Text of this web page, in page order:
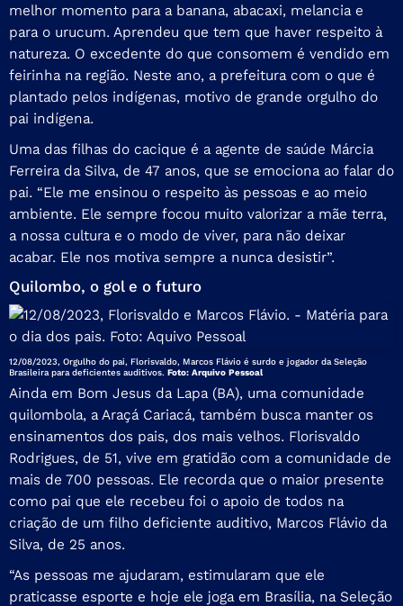
melhor momento para a banana, abacaxi, melancia e
para o urucum. Aprendeu que tem que haver respeito à
natureza. O excedente do que consomem é vendido em
feirinha na região. Neste ano, a prefeitura com o que é
plantado pelos indígenas, motivo de grande orgulho do
pai indígena.
Uma das filhas do cacique é a agente de saúde Márcia
Ferreira da Silva, de 47 anos, que se emociona ao falar do
pai. “Ele me ensinou o respeito às pessoas e ao meio
ambiente. Ele sempre focou muito valorizar a mãe terra,
a nossa cultura e o modo de viver, para não deixar
acabar. Ele nos motiva sempre a nunca desistir”.
Quilombo, o gol e o futuro
12/08/2023, Orgulho do pai, Florisvaldo, Marcos Flávio é surdo e jogador da Seleção
Brasileira para deficientes auditivos. Foto: Arquivo Pessoal
Ainda em Bom Jesus da Lapa (BA), uma comunidade
quilombola, a Araçá Cariacá, também busca manter os
ensinamentos dos pais, dos mais velhos. Florisvaldo
Rodrigues, de 51, vive em gratidão com a comunidade de
mais de 700 pessoas. Ele recorda que o maior presente
como pai que ele recebeu foi o apoio de todos na
criação de um filho deficiente auditivo, Marcos Flávio da
Silva, de 25 anos.
“As pessoas me ajudaram, estimularam que ele
praticasse esporte e hoje ele joga em Brasília, na Seleção